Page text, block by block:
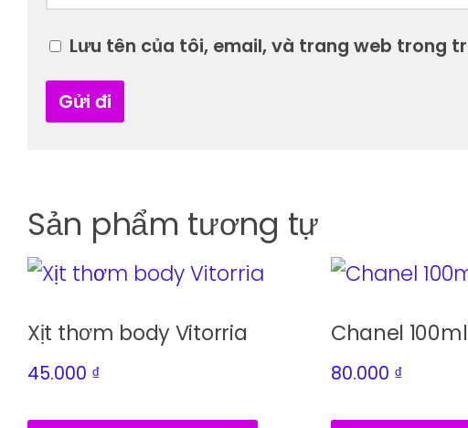
Lưu tên của tôi, email, và trang web trong
Sản phẩm tương tự
Xịt thơm body Vitorria
45.000 ₫
Chanel
80.000 ₫